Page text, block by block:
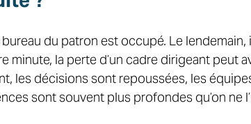
bureau du patron est occupé. Le
minute, la perte d’un cadre dirigeant peut
les décisions sont repoussées, les
sont souvent plus profondes qu’on ne